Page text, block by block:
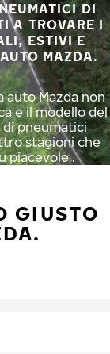
DI
A TROVARE I
ESTIVI E
MAZDA.
auto Mazda non
e il modello del
pneumatici
stagioni che
piacevole .
GIUSTO